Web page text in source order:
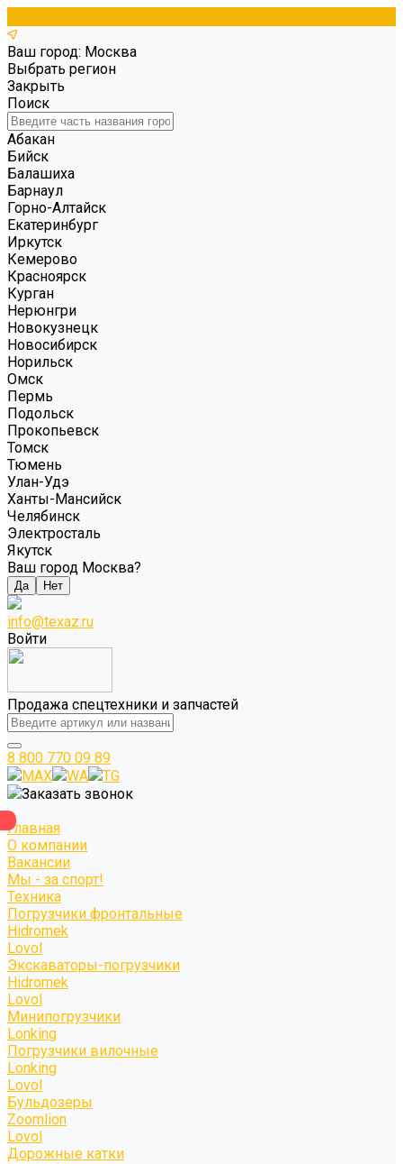
Ваш город: Москва
Выбрать регион
Закрыть
Поиск
Абакан
Бийск
Балашиха
Барнаул
Горно-Алтайск
Екатеринбург
Иркутск
Кемерово
Красноярск
Курган
Нерюнгри
Новокузнецк
Новосибирск
Норильск
Омск
Пермь
Подольск
Прокопьевск
Томск
Тюмень
Улан-Удэ
Ханты-Мансийск
Челябинск
Электросталь
Якутск
Ваш город Москва?
Да Нет
info@texaz.ru
Войти
Продажа спецтехники и запчастей
8 800 770 09 89
MAX
WA
TG
Заказать звонок
Главная
О компании
Вакансии
Мы - за спорт!
Техника
Погрузчики фронтальные
Hidromek
Lovol
Экскаваторы-погрузчики
Hidromek
Lovol
Минипогрузчики
Lonking
Погрузчики вилочные
Lonking
Lovol
Бульдозеры
Zoomlion
Lovol
Дорожные катки